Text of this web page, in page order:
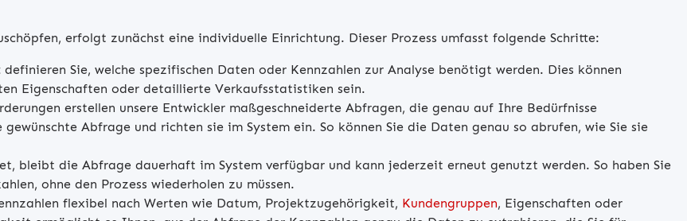
erfolgt zunächst eine individuelle Einrichtung. Dieser Prozess umfasst folgende Schritte:
Sie, welche spezifischen Daten oder Kennzahlen zur Analyse benötigt werden. Dies können
Eigenschaften oder detaillierte Verkaufsstatistiken sein.
erstellen unsere Entwickler maßgeschneiderte Abfragen, die genau auf Ihre Bedürfnisse
Abfrage und richten sie im System ein. So können Sie die Daten genau so abrufen, wie Sie sie
bleibt die Abfrage dauerhaft im System verfügbar und kann jederzeit erneut genutzt werden. So haben Sie
ohne den Prozess wiederholen zu müssen.
flexibel nach Werten wie Datum, Projektzugehörigkeit, Kundengruppen, Eigenschaften oder